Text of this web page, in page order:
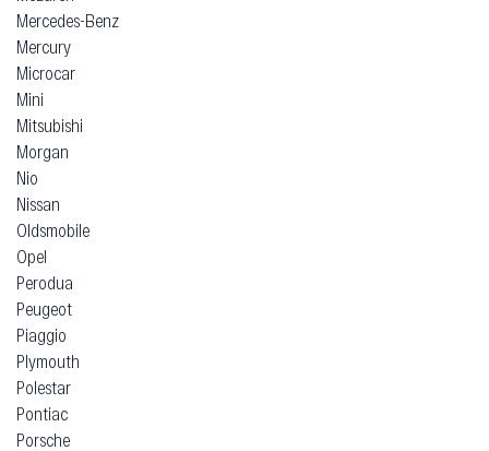
Mercedes-Benz
Mercury
Microcar
Mini
Mitsubishi
Morgan
Nio
Nissan
Oldsmobile
Opel
Perodua
Peugeot
Piaggio
Plymouth
Polestar
Pontiac
Porsche